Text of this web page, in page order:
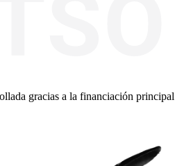
gracias a la financiación principal